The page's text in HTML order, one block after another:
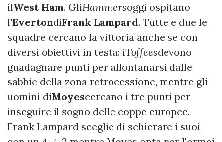
ilWest Ham. GliHammersoggi ospitano
l'EvertondiFrank Lampard. Tutte e due le
squadre cercano la vittoria anche se con
diversi obiettivi in testa: iToffeesdevono
guadagnare punti per allontanarsi dalle
sabbie della zona retrocessione, mentre gli
uomini diMoyescercano i tre punti per
inseguire il sogno delle coppe europee.
Frank Lampard sceglie di schierare i suoi